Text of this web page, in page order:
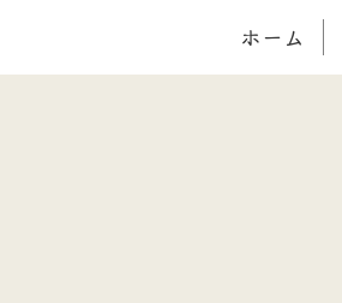
ホーム